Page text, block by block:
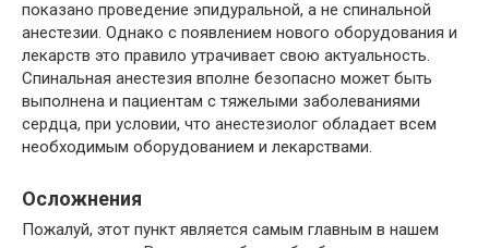
показано проведение эпидуральной, а не спинальной
анестезии. Однако с появлением нового оборудования и
лекарств это правило утрачивает свою актуальность.
Спинальная анестезия вполне безопасно может быть
выполнена и пациентам с тяжелыми заболеваниями
сердца, при условии, что анестезиолог обладает всем
необходимым оборудованием и лекарствами.
Осложнения
Пожалуй, этот пункт является самым главным в нашем